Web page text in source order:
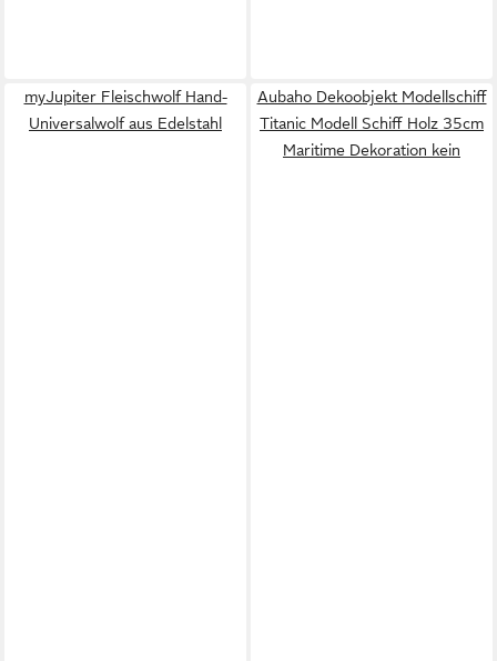
myJupiter Fleischwolf Hand-
Universalwolf aus Edelstahl
Aubaho Dekoobjekt Modellschiff
Titanic Modell Schiff Holz 35cm
Maritime Dekoration kein